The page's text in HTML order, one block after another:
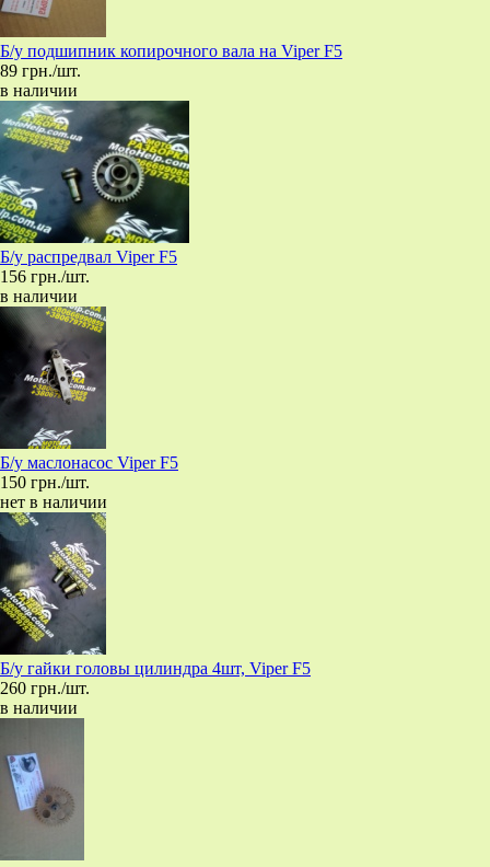
Б/у подшипник копирочного вала на Viper F5
89 грн./шт.
в наличии
Б/у распредвал Viper F5
156 грн./шт.
в наличии
Б/у маслонасос Viper F5
150 грн./шт.
нет в наличии
Б/у гайки головы цилиндра 4шт, Viper F5
260 грн./шт.
в наличии